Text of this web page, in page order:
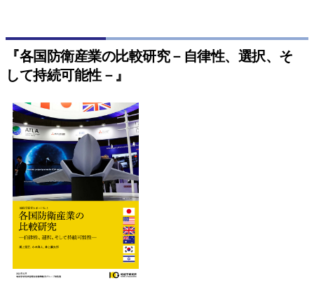
『各国防衛産業の比較研究－自律性、選択、そ
して持続可能性－』